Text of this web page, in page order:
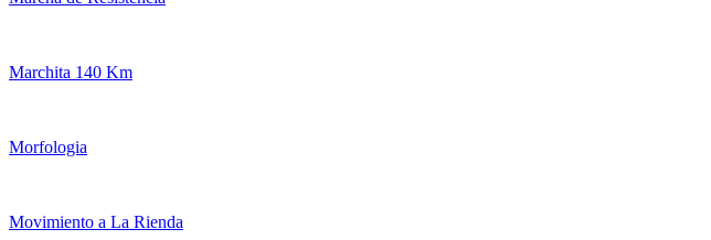
Marchita 140 Km
Morfologia
Movimiento a La Rienda